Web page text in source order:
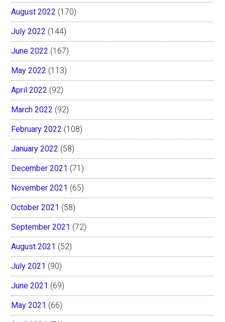
August 2022 (170)
July 2022 (144)
June 2022 (167)
May 2022 (113)
April 2022 (92)
March 2022 (92)
February 2022 (108)
January 2022 (58)
December 2021 (71)
November 2021 (65)
October 2021 (58)
September 2021 (72)
August 2021 (52)
July 2021 (90)
June 2021 (69)
May 2021 (66)